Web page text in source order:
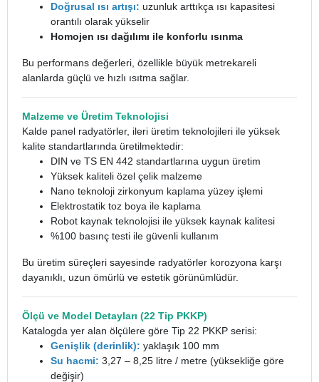
Doğrusal ısı artışı: uzunluk arttıkça ısı kapasitesi
orantılı olarak yükselir
Homojen ısı dağılımı ile konforlu ısınma
Bu performans değerleri, özellikle büyük metrekareli
alanlarda güçlü ve hızlı ısıtma sağlar.
Malzeme ve Üretim Teknolojisi
Kalde panel radyatörler, ileri üretim teknolojileri ile yüksek
kalite standartlarında üretilmektedir:
DIN ve TS EN 442 standartlarına uygun üretim
Yüksek kaliteli özel çelik malzeme
Nano teknoloji zirkonyum kaplama yüzey işlemi
Elektrostatik toz boya ile kaplama
Robot kaynak teknolojisi ile yüksek kaynak kalitesi
%100 basınç testi ile güvenli kullanım
Bu üretim süreçleri sayesinde radyatörler korozyona karşı
dayanıklı, uzun ömürlü ve estetik görünümlüdür.
Ölçü ve Model Detayları (22 Tip PKKP)
Katalogda yer alan ölçülere göre Tip 22 PKKP serisi:
Genişlik (derinlik): yaklaşık 100 mm
Su hacmi: 3,27 – 8,25 litre / metre (yüksekliğe göre
değişir)